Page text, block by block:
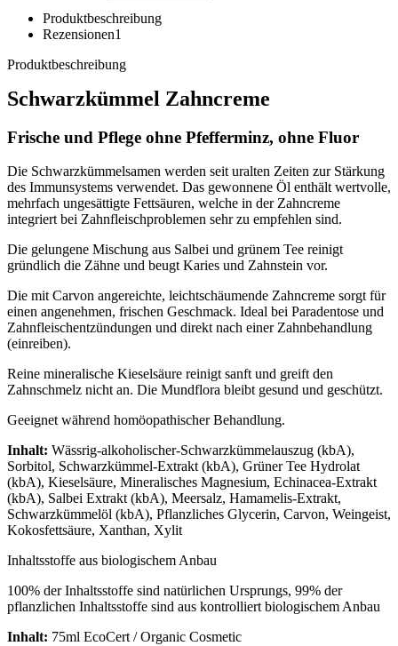
Produktbeschreibung
Rezensionen1
Produktbeschreibung
Schwarzkümmel Zahncreme
Frische und Pflege ohne Pfefferminz, ohne Fluor
Die Schwarzkümmelsamen werden seit uralten Zeiten zur Stärkung
des Immunsystems verwendet. Das gewonnene Öl enthält wertvolle,
mehrfach ungesättigte Fettsäuren, welche in der Zahncreme
integriert bei Zahnfleischproblemen sehr zu empfehlen sind.
Die gelungene Mischung aus Salbei und grünem Tee reinigt
gründlich die Zähne und beugt Karies und Zahnstein vor.
Die mit Carvon angereichte, leichtschäumende Zahncreme sorgt für
einen angenehmen, frischen Geschmack. Ideal bei Paradentose und
Zahnfleischentzündungen und direkt nach einer Zahnbehandlung
(einreiben).
Reine mineralische Kieselsäure reinigt sanft und greift den
Zahnschmelz nicht an. Die Mundflora bleibt gesund und geschützt.
Geeignet während homöopathischer Behandlung.
Inhalt: Wässrig-alkoholischer-Schwarzkümmelauszug (kbA),
Sorbitol, Schwarzkümmel-Extrakt (kbA), Grüner Tee Hydrolat
(kbA), Kieselsäure, Mineralisches Magnesium, Echinacea-Extrakt
(kbA), Salbei Extrakt (kbA), Meersalz, Hamamelis-Extrakt,
Schwarzkümmelöl (kbA), Pflanzliches Glycerin, Carvon, Weingeist,
Kokosfettsäure, Xanthan, Xylit
Inhaltsstoffe aus biologischem Anbau
100% der Inhaltsstoffe sind natürlichen Ursprungs, 99% der
pflanzlichen Inhaltsstoffe sind aus kontrolliert biologischem Anbau
Inhalt: 75ml EcoCert / Organic Cosmetic